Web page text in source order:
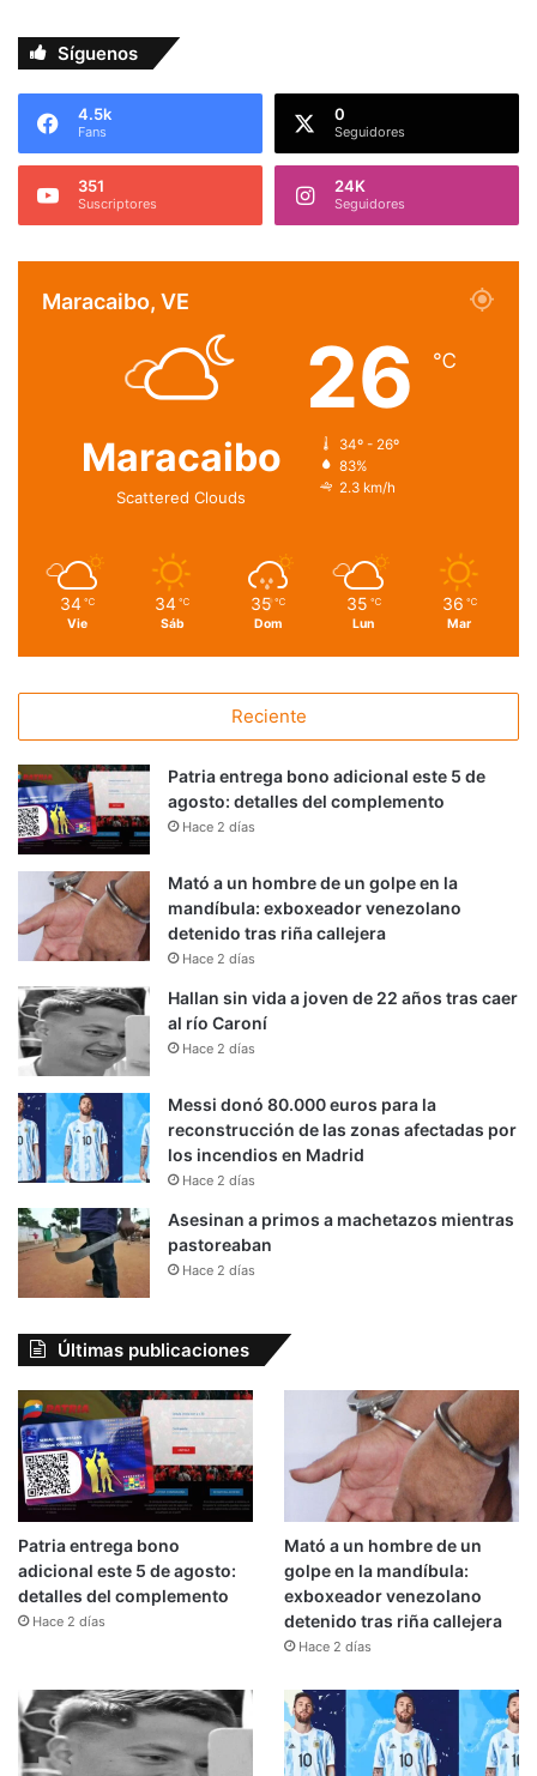
Síguenos
4.5k
Fans
0
Seguidores
351
Suscriptores
24K
Seguidores
Maracaibo, VE
Maracaibo
Scattered Clouds
26 ℃
34º - 26º
83%
2.3 km/h
34 ℃
Vie
34 ℃
Sáb
35 ℃
Dom
35 ℃
Lun
36 ℃
Mar
Reciente
Patria entrega bono adicional este 5 de
agosto: detalles del complemento
Hace 2 días
Mató a un hombre de un golpe en la
mandíbula: exboxeador venezolano
detenido tras riña callejera
Hace 2 días
Hallan sin vida a joven de 22 años tras caer
al río Caroní
Hace 2 días
Messi donó 80.000 euros para la
reconstrucción de las zonas afectadas por
los incendios en Madrid
Hace 2 días
Asesinan a primos a machetazos mientras
pastoreaban
Hace 2 días
Últimas publicaciones
Patria entrega bono
adicional este 5 de agosto:
detalles del complemento
Hace 2 días
Mató a un hombre de un
golpe en la mandíbula:
exboxeador venezolano
detenido tras riña callejera
Hace 2 días